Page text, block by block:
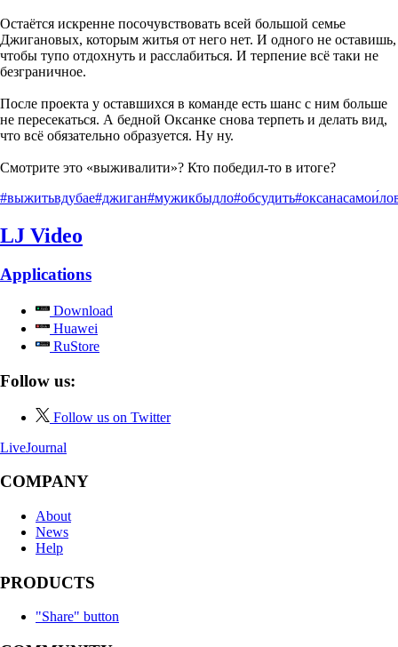
Остаётся искренне посочувствовать всей большой семье
Джигановых, которым житья от него нет. И одного не оставишь,
чтобы тупо отдохнуть и расслабиться. И терпение всё таки не
безграничное.
После проекта у оставшихся в команде есть шанс с ним больше
не пересекаться. А бедной Оксанке снова терпеть и делать вид,
что всё обязательно образуется. Ну ну.
Смотрите это «выживалити»? Кто победил-то в итоге?
#выжитьвдубае#джиган#мужикбыдло#обсудить
LJ Video
Applications
Download
Huawei
RuStore
Follow us:
Follow us on Twitter
LiveJournal
COMPANY
About
News
Help
PRODUCTS
"Share" button